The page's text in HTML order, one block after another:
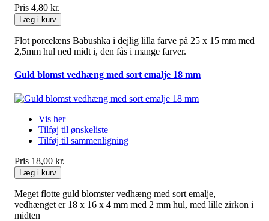
Pris 4,80 kr.
Læg i kurv
Flot porcelæns Babushka i dejlig lilla farve på 25 x 15 mm med
2,5mm hul ned midt i, den fås i mange farver.
Guld blomst vedhæng med sort emalje 18 mm
Vis her
Tilføj til ønskeliste
Tilføj til sammenligning
Pris 18,00 kr.
Læg i kurv
Meget flotte guld blomster vedhæng med sort emalje,
vedhænget er 18 x 16 x 4 mm med 2 mm hul, med lille zirkon i
midten